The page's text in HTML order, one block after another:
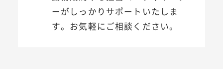
ーがしっかりサポートいたしま
す。お気軽にご相談ください。